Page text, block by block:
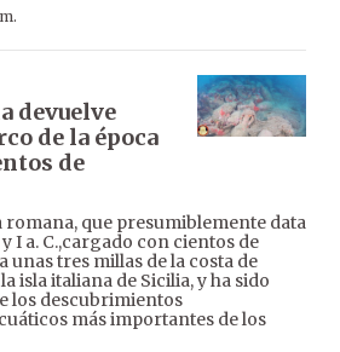
devuelve
de la época
de
romana, que presumiblemente data
I a. C.,cargado con cientos de
unas tres millas de la costa de
isla italiana de Sicilia, y ha sido
los descubrimientos
más importantes de los